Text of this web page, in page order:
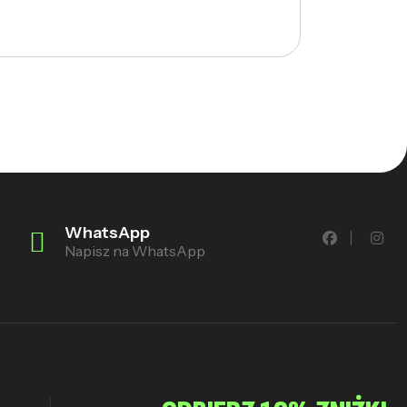
WhatsApp
Napisz na WhatsApp